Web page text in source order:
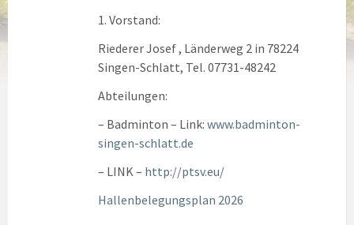
1. Vorstand:
Riederer Josef , Länderweg 2 in 78224
Singen-Schlatt, Tel. 07731-48242
Abteilungen:
– Badminton – Link: www.badminton-
singen-schlatt.de
– LINK – http://ptsv.eu/
Hallenbelegungsplan 2026